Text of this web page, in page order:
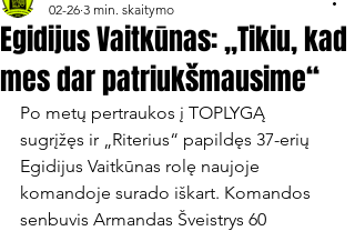
Egidijus Vaitkūnas: „Tikiu, kad
mes dar patriukšmausime“
02-26 3 min. skaitymo
Po metų pertraukos į TOPLYGĄ
sugrįžęs ir „Riterius“ papildęs 37-erių
Egidijus Vaitkūnas rolę naujoje
komandoje surado iškart. Komandos
senbuvis Armandas Šveistrys 60